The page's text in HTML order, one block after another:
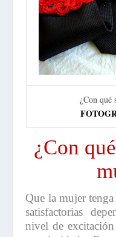
¿Con qué
¿Con
Que la mujer
satisfactorias
nivel de